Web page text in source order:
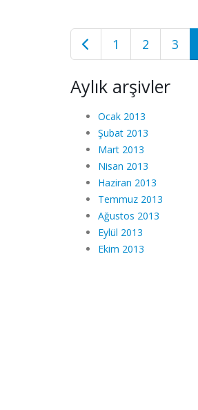
1 2 3
Aylık arşivler
Ocak 2013
Şubat 2013
Mart 2013
Nisan 2013
Haziran 2013
Temmuz 2013
Ağustos 2013
Eylül 2013
Ekim 2013